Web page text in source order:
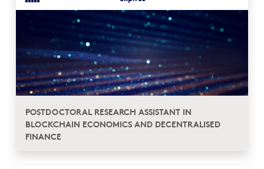
POSTDOCTORAL RESEARCH ASSISTANT IN
BLOCKCHAIN ECONOMICS AND DECENTRALISED
FINANCE